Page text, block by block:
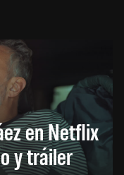
en Netflix
y tráiler